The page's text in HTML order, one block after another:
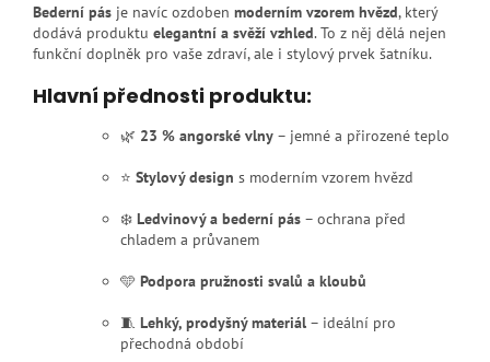
Bederní pás je navíc ozdoben moderním vzorem hvězd, který
dodává produktu elegantní a svěží vzhled. To z něj dělá nejen
funkční doplněk pro vaše zdraví, ale i stylový prvek šatníku.
Hlavní přednosti produktu:
🌿 23 % angorské vlny – jemné a přirozené teplo
⭐ Stylový design s moderním vzorem hvězd
❄️ Ledvinový a bederní pás – ochrana před
chladem a průvanem
🩵 Podpora pružnosti svalů a kloubů
🧵 Lehký, prodyšný materiál – ideální pro
přechodná období